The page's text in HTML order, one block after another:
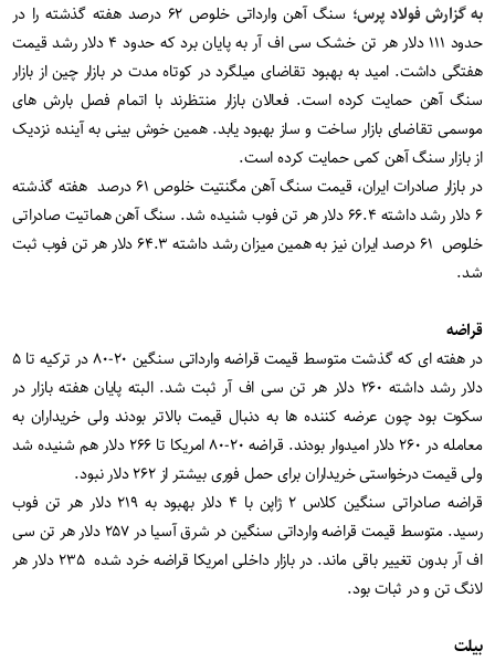
به گزارش فولاد پرس؛
سنگ آهن وارداتی خلوص ۶۲ درصد هفته گذشته را در
حدود ۱۱۱ دلار هر تن خشک سی اف آر به پایان برد که حدود ۴ دلار رشد قیمت
هفتگی داشت. امید به بهبود تقاضای میلگرد در کوتاه مدت در بازار چین از بازار
سنگ آهن حمایت کرده است. فعالان بازار منتظرند با اتمام فصل بارش های
موسمی تقاضای بازار ساخت و ساز بهبود یابد. همین خوش بینی به آینده نزدیک
از بازار سنگ آهن کمی حمایت کرده است.
در بازار صادرات ایران، قیمت سنگ آهن مگنتیت خلوص ۶۱ درصد هفته گذشته
۶ دلار رشد داشته ۶۶.۴ دلار هر تن فوب شنیده شد. سنگ آهن هماتیت صادراتی
خلوص ۶۱ درصد ایران نیز به همین میزان رشد داشته ۶۴.۳ دلار هر تن فوب ثبت
شد.
قراضه
در هفته ای که گذشت متوسط قیمت قراضه وارداتی سنگین ۲۰-۸۰ در ترکیه تا ۵
دلار رشد داشته ۲۶۰ دلار هر تن سی اف آر ثبت شد. البته پایان هفته بازار در
سکوت بود چون عرضه کننده ها به دنبال قیمت بالاتر بودند ولی خریداران به
معامله در ۲۶۰ دلار امیدوار بودند. قراضه ۲۰-۸۰ امریکا تا ۲۶۶ دلار هم شنیده شد
ولی قیمت درخواستی خریداران برای حمل فوری بیشتر از ۲۶۲ دلار نبود
.
قراضه صادراتی سنگین کلاس ۲ ژاپن با ۴ دلار بهبود به ۲۱۹ دلار هر تن فوب
رسید. متوسط قیمت قراضه وارداتی سنگین در شرق آسیا در ۲۵۷ دلار هر تن سی
اف آر بدون تغییر باقی ماند. در بازار داخلی امریکا قراضه خرد شده ۲۳۵ دلار هر
لانگ تن و در ثبات بود.
بیلت